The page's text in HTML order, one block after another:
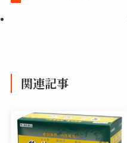
関連記事